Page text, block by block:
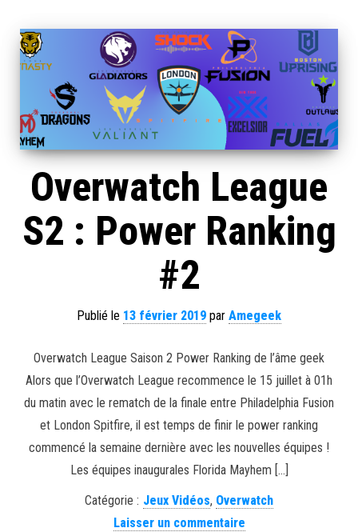
Overwatch League
S2 : Power Ranking
#2
Publié le 13 février 2019 par Amegeek
Overwatch League Saison 2 Power Ranking de l’âme geek
Alors que l’Overwatch League recommence le 15 juillet à 01h
du matin avec le rematch de la finale entre Philadelphia Fusion
et London Spitfire, il est temps de finir le power ranking
commencé la semaine dernière avec les nouvelles équipes !
Les équipes inaugurales Florida Mayhem […]
Catégorie : Jeux Vidéos, Overwatch
Laisser un commentaire